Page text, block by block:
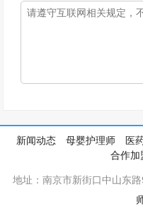
新闻动态 母婴护理师 医
合作加
地址：南京市新街口中山东